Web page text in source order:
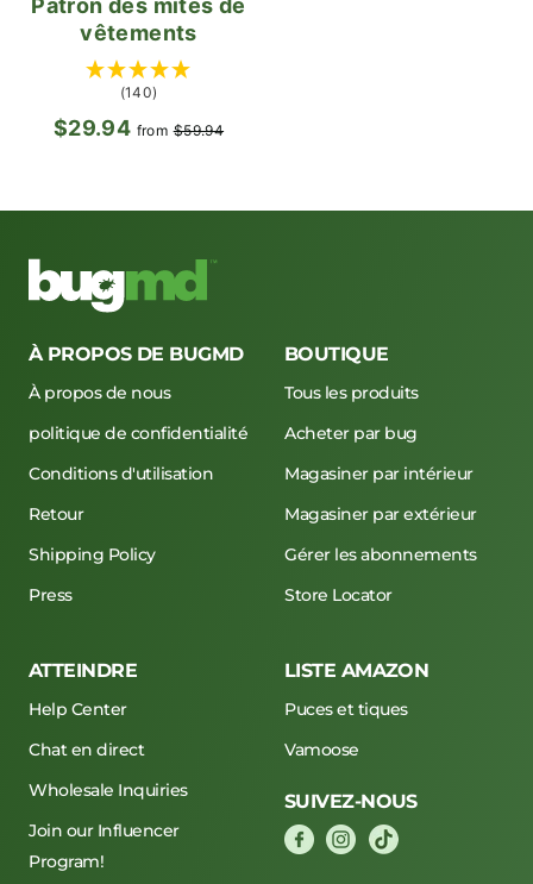
Patron des mites de
vêtements
(140)
$29.94 from Prix
$59.94Prix
À PROPOS DE BUGMD
À propos de nous
politique de confidentialité
Conditions d'utilisation
Retour
Shipping Policy
Press
BOUTIQUE
Tous les produits
Acheter par bug
Magasiner par intérieur
Magasiner par extérieur
Gérer les abonnements
Store Locator
ATTEINDRE
Help Center
Chat en direct
Wholesale Inquiries
Join our Influencer
Program!
LISTE AMAZON
Puces et tiques
Vamoose
SUIVEZ-NOUS